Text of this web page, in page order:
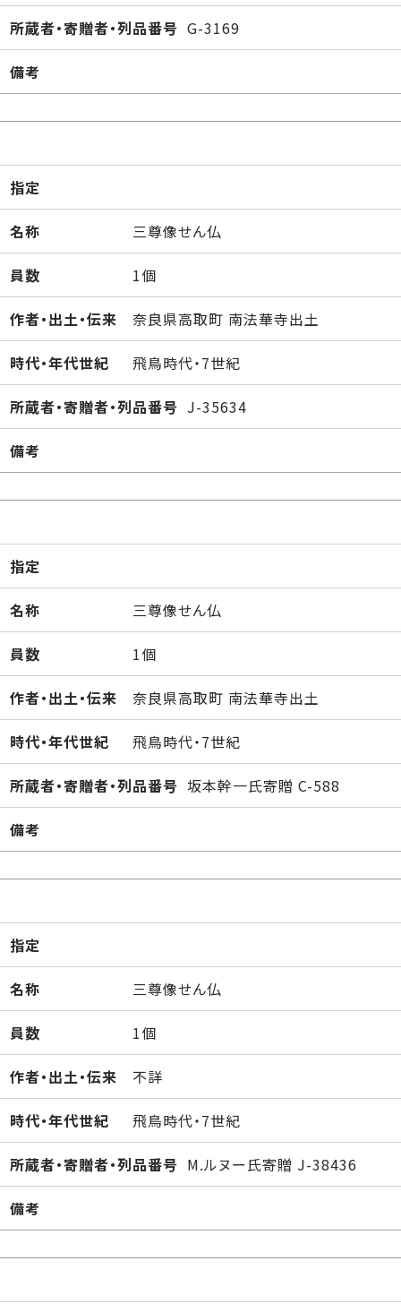
所蔵者・寄贈者・列品番号 G-3169
備考
指定
名称 三尊像せん仏
員数 1個
作者・出土・伝来 奈良県高取町 南法華寺出土
時代・年代世紀 飛鳥時代・7世紀
所蔵者・寄贈者・列品番号 J-35634
備考
指定
名称 三尊像せん仏
員数 1個
作者・出土・伝来 奈良県高取町 南法華寺出土
時代・年代世紀 飛鳥時代・7世紀
所蔵者・寄贈者・列品番号 坂本幹一氏寄贈 C-588
備考
指定
名称 三尊像せん仏
員数 1個
作者・出土・伝来 不詳
時代・年代世紀 飛鳥時代・7世紀
所蔵者・寄贈者・列品番号 M.ルヌー氏寄贈 J-38436
備考